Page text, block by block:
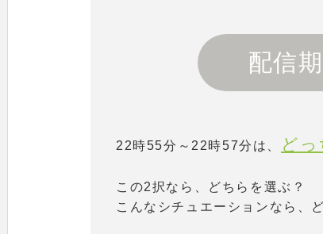
配信
22時55分～22時57分は、 ど
この2択なら、どちらを選ぶ？
こんなシチュエーションなら、